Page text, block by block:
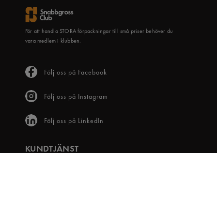
För att handla STORA förpackningar till små priser behöver du
vara medlem i klubben.
Följ oss på Facebook
Följ oss på Instagram
Följ oss på LinkedIn
KUNDTJÄNST